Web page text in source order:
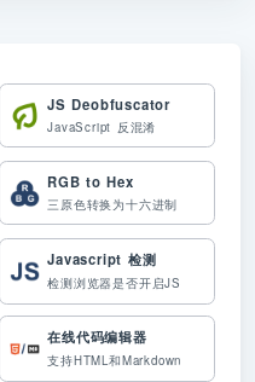
JS Deobfuscator
JavaScript 反混淆
RGB to Hex
三原色转换为十六进制
Javascript 检测
检测浏览器是否开启JS
在线代码编辑器
支持HTML和Markdown